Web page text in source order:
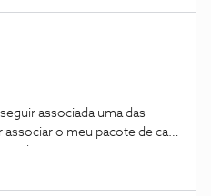
, isso não é justo!!
associada uma das
o meu pacote de casa
Pereira